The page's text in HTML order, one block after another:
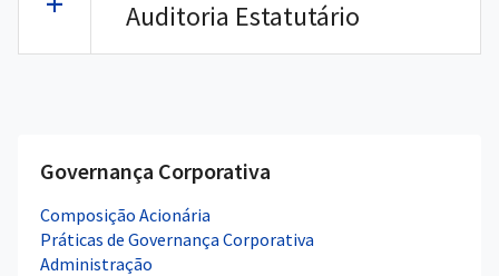
Auditoria Estatutário
Governança Corporativa
Composição Acionária
Práticas de Governança Corporativa
Administração